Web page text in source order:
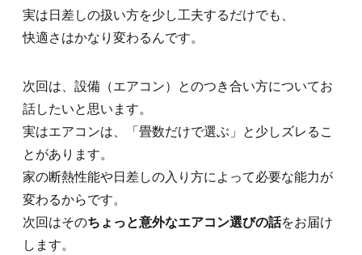
実は日差しの扱い方を少し工夫するだけでも、
快適さはかなり変わるんです。
次回は、設備（エアコン）とのつき合い方についてお
話したいと思います。
実はエアコンは、「畳数だけで選ぶ」と少しズレるこ
とがあります。
家の断熱性能や日差しの入り方によって必要な能力が
変わるからです。
次回はそのちょっと意外なエアコン選びの話をお届け
します。